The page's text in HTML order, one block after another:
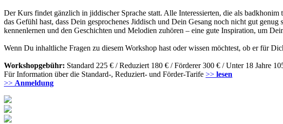
Der Kurs findet gänzlich in jiddischer Sprache statt. Alle Interessierten, die als badkhonim
das Gefühl hast, dass Dein gesprochenes Jiddisch und Dein Gesang noch nicht gut
kennenlernen und den Geschichten und Melodien zuhören – eine gute Inspiration, um
Wenn Du inhaltliche Fragen zu diesem Workshop hast oder wissen möchtest, ob er für
Workshopgebühr: Standard 225 € / Reduziert 180 € / Förderer 300 € / Unter 18 Jahre
Für Information über die Standard-, Reduziert- und Förder-Tarife >> lesen
>> Anmeldung